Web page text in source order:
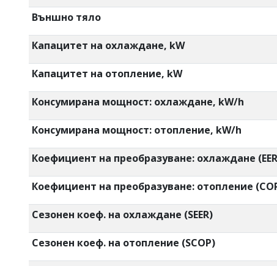
Външно тяло
Капацитет на охлаждане, kW
Капацитет на отопление, kW
Консумирана мощност: охлаждане, kW/h
Консумирана мощност: отопление, kW/h
Коефициент на преобразуване: охлаждане
Коефициент на преобразуване: отопление
Сезонен коеф. на охлаждане (SEER)
Сезонен коеф. на отопление (SCOP)